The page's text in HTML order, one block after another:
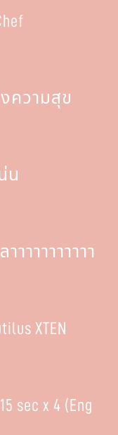
ความสุข
น
าาาาาาาาาา
XTEN
x 4 (Eng